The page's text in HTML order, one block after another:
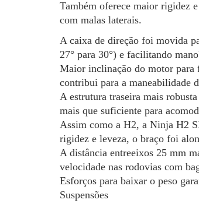
Também oferece maior rigidez
com malas laterais.
A caixa de direção foi movida
27° para 30°) e facilitando
Maior inclinação do motor para
contribui para a maneabilidade
A estrutura traseira mais
mais que suficiente para
Assim como a H2, a Ninja H2
rigidez e leveza, o braço foi
A distância entreeixos 25 mm
velocidade nas rodovias com
Esforços para baixar o peso
Suspensões